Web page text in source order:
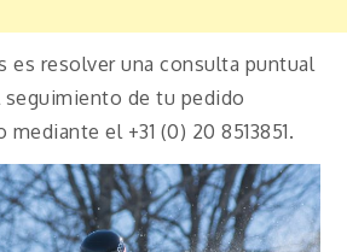
es resolver una consulta puntual
seguimiento de tu pedido
el +31 (0) 20 8513851.